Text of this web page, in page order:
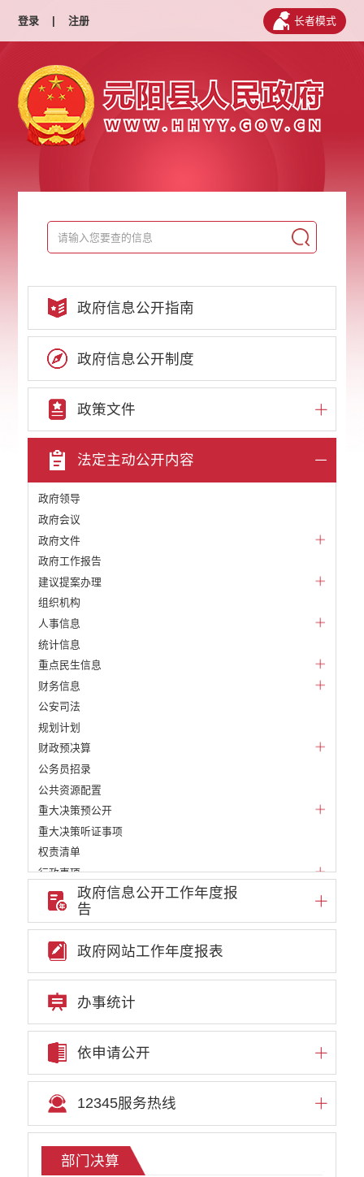
登录 | 注册 长者模式
政府信息公开指南
政府信息公开制度
政策文件
法定主动公开内容
政府领导
政府会议
政府文件
政府工作报告
建议提案办理
组织机构
人事信息
统计信息
重点民生信息
财务信息
公安司法
规划计划
财政预决算
公务员招录
公共资源配置
重大决策预公开
重大决策听证事项
权责清单
行政事项
部门信息公开基本目录
重大项目
审批改革信息公开
教育信息公开
民政信息公开
2023预算公开
政府预决算
2023决算公开
部门预算
部门决算
往年预决算
就业创业信息公开
政府信息公开工作年度报
告
政府网站工作年度报表
办事统计
依申请公开
12345服务热线
部门决算